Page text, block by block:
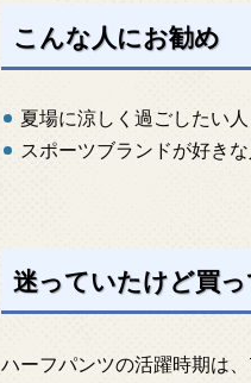
こんな人にお勧め
夏場に涼しく過ごしたい人
スポーツブランドが好きな
迷っていたけど買
ハーフパンツの活躍時期は